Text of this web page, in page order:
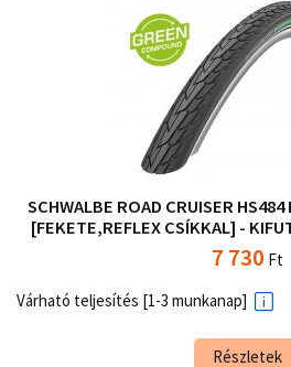
SCHWALBE ROAD CRUISER
[FEKETE,REFLEX CSÍKKAL] -
7 730 Ft
Várható teljesítés [1-3 munkanap]
Részletek